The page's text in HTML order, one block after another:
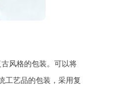
风格的包装。可以将
工艺品的包装，采用复